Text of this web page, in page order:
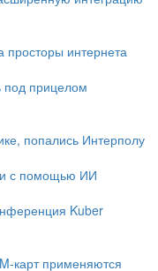
просторы интернета
под прицелом
попались Интерполу
с помощью ИИ
Kuber
карт применяются